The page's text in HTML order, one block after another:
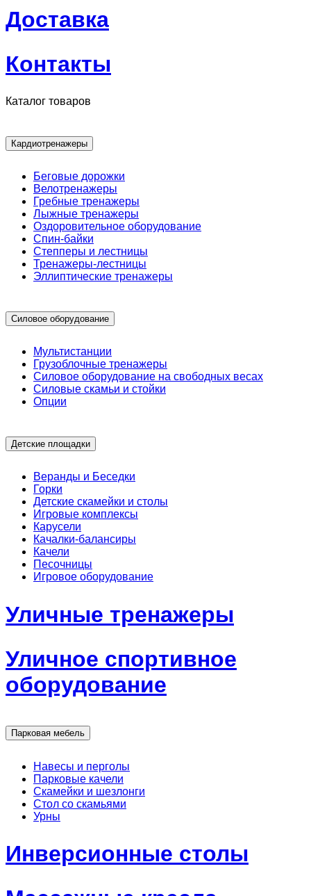
Доставка
Контакты
Каталог товаров
Кардиотренажеры
Беговые дорожки
Велотренажеры
Гребные тренажеры
Лыжные тренажеры
Оздоровительное оборудование
Спин-байки
Степперы и лестницы
Тренажеры-лестницы
Эллиптические тренажеры
Силовое оборудование
Мультистанции
Грузоблочные тренажеры
Силовое оборудование на свободных весах
Силовые скамьи и стойки
Опции
Детские площадки
Веранды и Беседки
Горки
Детские скамейки и столы
Игровые комплексы
Карусели
Качалки-балансиры
Качели
Песочницы
Игровое оборудование
Уличные тренажеры
Уличное спортивное
оборудование
Парковая мебель
Навесы и перголы
Парковые качели
Скамейки и шезлонги
Стол со скамьями
Урны
Инверсионные столы